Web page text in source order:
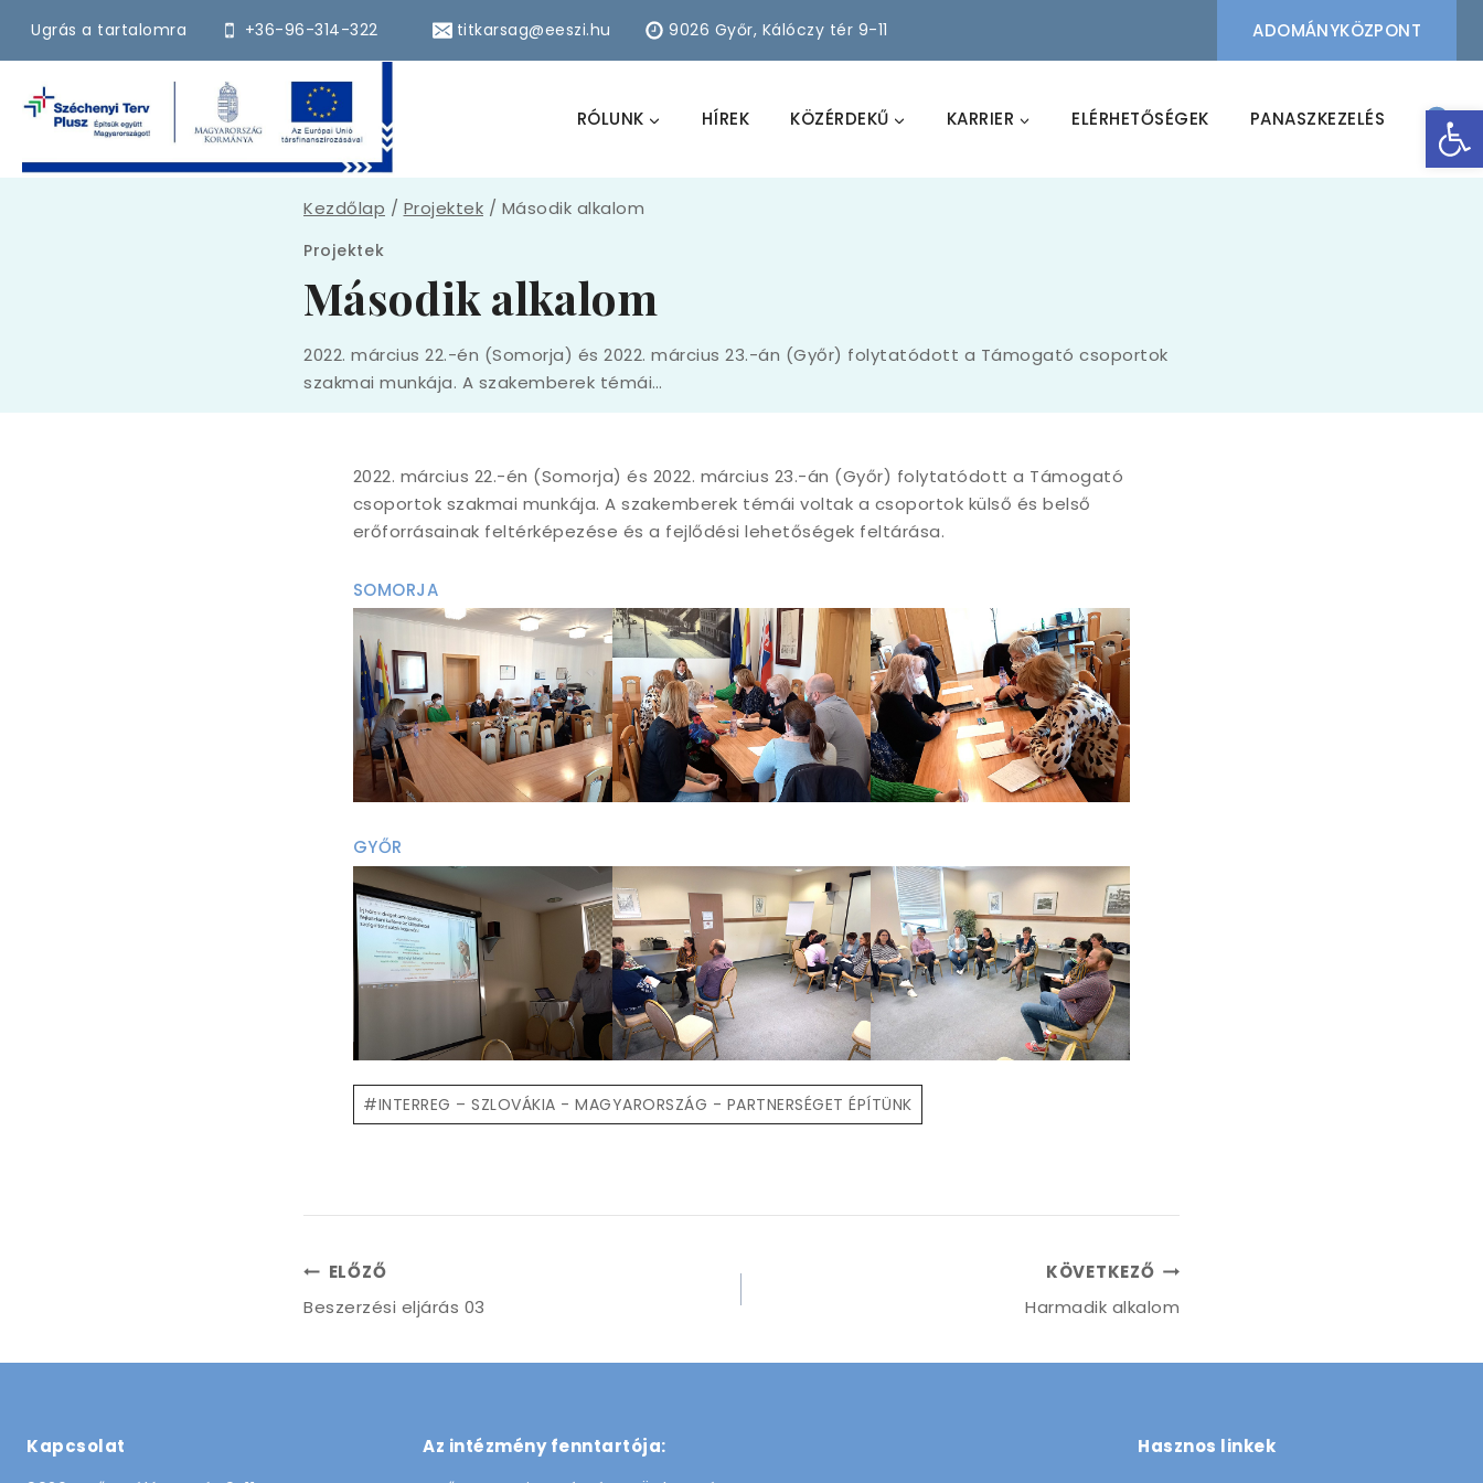
content
Ugrás a tartalomra +36-96-314-322 titkarsag@eeszi.hu 9026 Győr, Kálóczy tér 9-11 ADOMÁNYKÖZPONT
RÓLUNK HÍREK KÖZÉRDEKŰ KARRIER ELÉRHETŐSÉGEK PANASZKEZELÉS
Kezdőlap / Projektek / Második alkalom
Projektek
Második alkalom
2022. március 22.-én (Somorja) és 2022. március 23.-án (Győr) folytatódott a Támogató csoportok
szakmai munkája. A szakemberek témái…
2022. március 22.-én (Somorja) és 2022. március 23.-án (Győr) folytatódott a Támogató
csoportok szakmai munkája. A szakemberek témái voltak a csoportok külső és belső
erőforrásainak feltérképezése és a fejlődési lehetőségek feltárása.
SOMORJA
GYŐR
Post
Tags:
#INTERREG – SZLOVÁKIA - MAGYARORSZÁG - PARTNERSÉGET ÉPÍTÜNK
Bejegyzés
navigáció
ELŐZŐ
Beszerzési eljárás 03
KÖVETKEZŐ
Harmadik alkalom
Kapcsolat
Az intézmény fenntartója:
Hasznos linkek